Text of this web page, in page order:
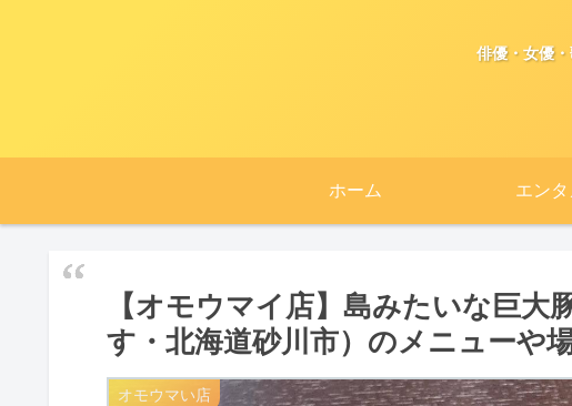
俳優・女優
ホーム エンタ
【オモウマイ店】島みたいな巨大
す・北海道砂川市）のメニューや場
オモウマい店